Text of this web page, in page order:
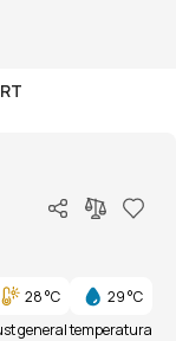
28 °C
29 °C
general temperatura